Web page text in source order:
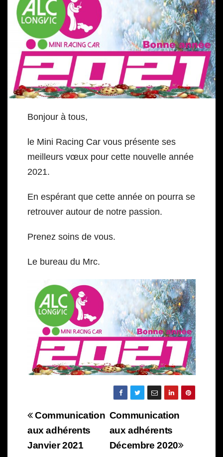
Bonjour à tous,
le Mini Racing Car vous présente ses
meilleurs vœux pour cette nouvelle année
2021.
En espérant que cette année on pourra se
retrouver autour de notre passion.
Prenez soins de vous.
Le bureau du Mrc.
Navigation
de
l’article
Communication
aux adhérents
Décembre 2020
Communication
aux adhérents
Janvier 2021